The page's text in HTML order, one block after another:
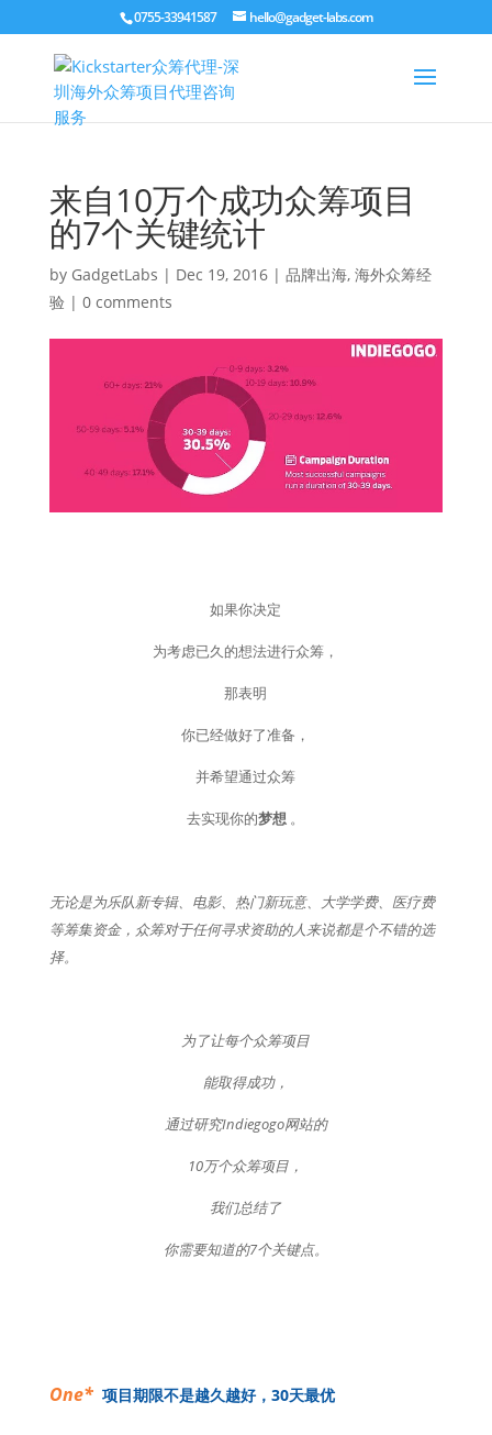
0755-33941587 hello@gadget-labs.com
来自10万个成功众筹项目
的7个关键统计
by GadgetLabs | Dec 19, 2016| 品牌出海, 海外众筹经
验| 0 comments
如果你决定
为考虑已久的想法进行众筹，
那表明
你已经做好了准备，
并希望通过众筹
去实现你的梦想 。
无论是为乐队新专辑、电影、热门新玩意、大学学费、医疗费
等筹集资金，众筹对于任何寻求资助的人来说都是个不错的选
择。
为了让每个众筹项目
能取得成功，
通过研究Indiegogo网站的
10万个众筹项目，
我们总结了
你需要知道的7个关键点。
One*项目期限不是越久越好，30天最优